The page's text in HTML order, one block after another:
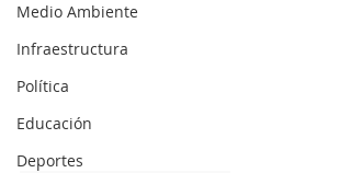
Medio Ambiente
Infraestructura
Política
Educación
Deportes